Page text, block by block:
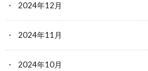
2024年12月
2024年11月
2024年10月